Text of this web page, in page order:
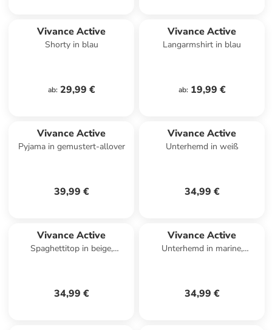
Vivance Active
Shorty in blau
ab: 29,99 €
Vivance Active
Langarmshirt in blau
ab: 19,99 €
Vivance Active
Pyjama in gemustert-allover
39,99 €
Vivance Active
Unterhemd in weiß
34,99 €
Vivance Active
Spaghettitop in beige,
34,99 €
Vivance Active
Unterhemd in marine,
34,99 €